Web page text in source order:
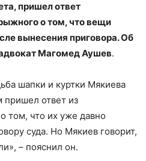
пришел ответ
о том, что вещи
вынесения приговора. Об
Магомед Аушев.
шапки и куртки Мякиева
пришел ответ из
том, что их уже давно
суда. Но Мякиев говорит,
– пояснил он.